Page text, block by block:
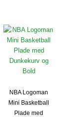
NBA Logoman
Mini Basketball
Plade med